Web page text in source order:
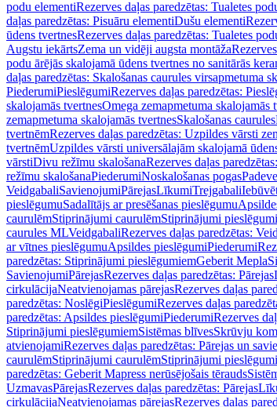
podu elementiRezerves daļas paredzētas: Tualetes
daļas paredzētas: Pisuāru elementiDušu elementi
ūdens tvertnesRezerves daļas paredzētas: Tualetes
Augstu iekārtsZema un vidēji augsta montāža
podu ārējās skalojamā ūdens tvertnes no sanitārās
daļas paredzētas: Skalošanas caurules virsapmetuma
PiederumiPieslēgumiRezerves daļas paredzētas:
skalojamās tvertnesOmega zemapmetuma skalojamās
zemapmetuma skalojamās tvertnesSkalošanas caurules
tvertnēmRezerves daļas paredzētas: Uzpildes vārsti
tvertnēmUzpildes vārsti universālajām skalojamā
vārstiDivu režīmu skalošanaRezerves daļas
režīmu skalošanaPiederumiNoskalošanas pogas
VeidgabaliSavienojumiPārejasLīkumiTrejgabali
pieslēgumuSadalītājs ar presēšanas pieslēgumu
caurulēmStiprinājumi caurulēmStiprinājumi
caurules MLVeidgabaliRezerves daļas paredzētas:
ar vītnes pieslēgumuApsildes pieslēgumiPiederumi
paredzētas: Stiprinājumi pieslēgumiemGeberit Mepla
SavienojumiPārejasRezerves daļas paredzētas: Pārejas
cirkulācijaNeatvienojamas pārejasRezerves daļas
paredzētas: NoslēgiPieslēgumiRezerves daļas
paredzētas: Apsildes pieslēgumiPiederumiRezerves
Stiprinājumi pieslēgumiemSistēmas blīvesSkrūvju
atvienojamiRezerves daļas paredzētas: Pārejas un
caurulēmStiprinājumi caurulēmStiprinājumi
paredzētas: Geberit Mapress nerūsējošais tērauds
UzmavasPārejasRezerves daļas paredzētas: Pārejas
cirkulācijaNeatvienojamas pārejasRezerves daļas